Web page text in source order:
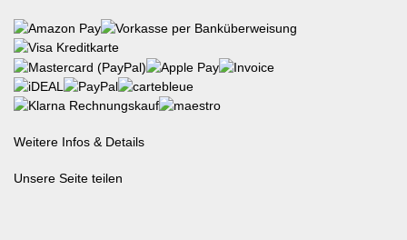
Weitere Infos & Details
Unsere Seite teilen